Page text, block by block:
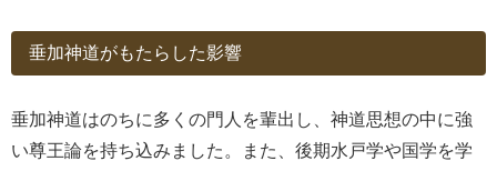
垂加神道がもたらした影響
垂加神道はのちに多くの門人を輩出し、神道思想の中に強
い尊王論を持ち込みました。また、後期水戸学や国学を学